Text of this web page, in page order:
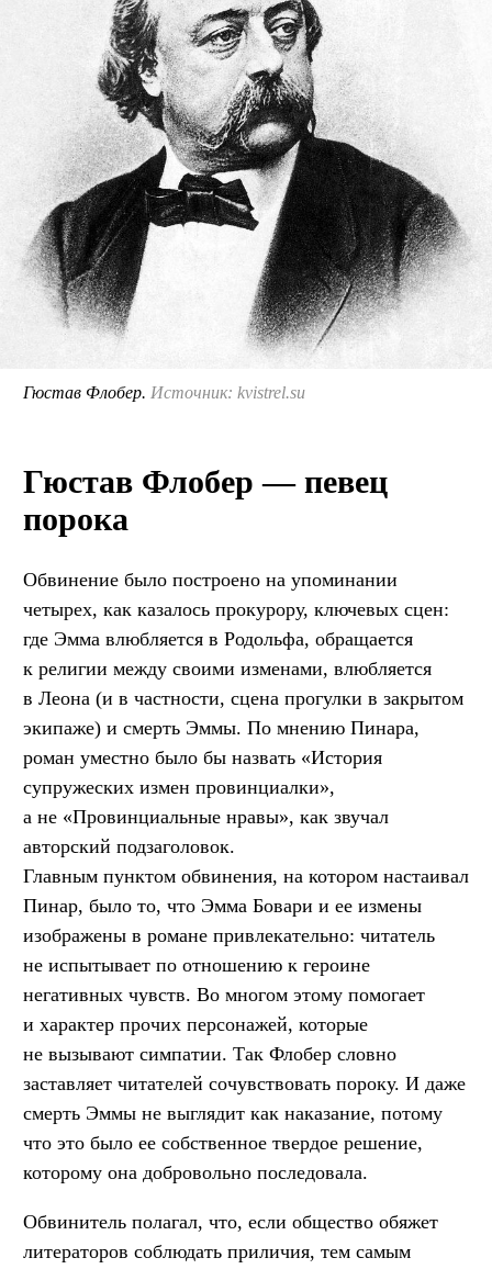
Гюстав Флобер. Источник: kvistrel.su
Гюстав Флобер — певец
порока
Обвинение было построено на упоминании
четырех, как казалось прокурору, ключевых сцен:
где Эмма влюбляется в Родольфа, обращается
к религии между своими изменами, влюбляется
в Леона (и в частности, сцена прогулки в закрытом
экипаже) и смерть Эммы. По мнению Пинара,
роман уместно было бы назвать «История
супружеских измен провинциалки»,
а не «Провинциальные нравы», как звучал
авторский подзаголовок.
Главным пунктом обвинения, на котором настаивал
Пинар, было то, что Эмма Бовари и ее измены
изображены в романе привлекательно: читатель
не испытывает по отношению к героине
негативных чувств. Во многом этому помогает
и характер прочих персонажей, которые
не вызывают симпатии. Так Флобер словно
заставляет читателей сочувствовать пороку. И даже
смерть Эммы не выглядит как наказание, потому
что это было ее собственное твердое решение,
которому она добровольно последовала.
Обвинитель полагал, что, если общество обяжет
литераторов соблюдать приличия, тем самым